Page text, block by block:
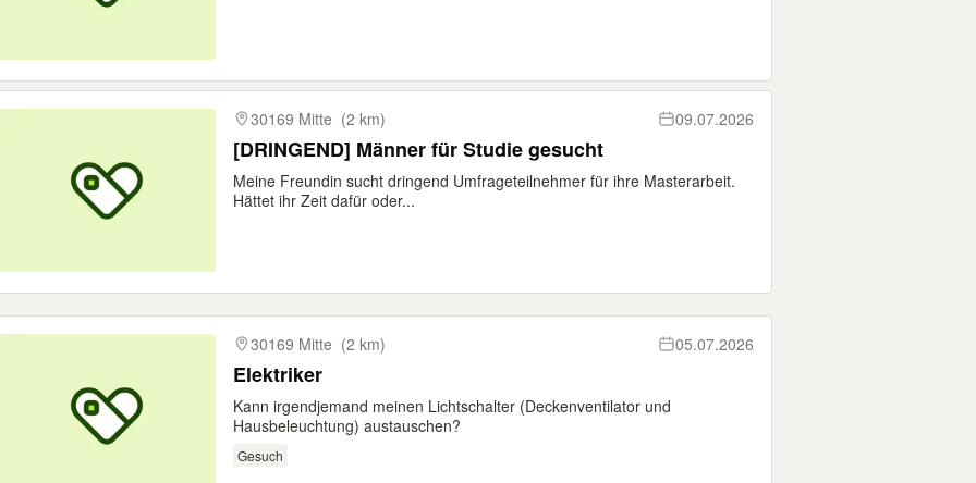
30169 Mitte (2 km) 09.07.2026
[DRINGEND] Männer für Studie gesucht
Meine Freundin sucht dringend Umfrageteilnehmer für ihre Masterarbeit.
Hättet ihr Zeit dafür oder...
30169 Mitte (2 km) 05.07.2026
Elektriker
Kann irgendjemand meinen Lichtschalter (Deckenventilator und
Hausbeleuchtung) austauschen?
Gesuch